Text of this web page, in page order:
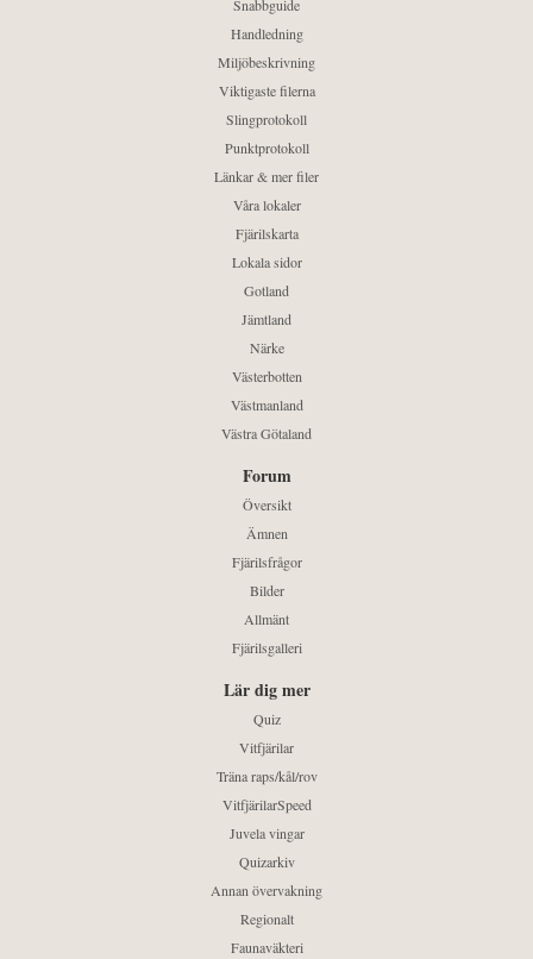
Snabbguide
Handledning
Miljöbeskrivning
Viktigaste filerna
Slingprotokoll
Punktprotokoll
Länkar & mer filer
Våra lokaler
Fjärilskarta
Lokala sidor
Gotland
Jämtland
Närke
Västerbotten
Västmanland
Västra Götaland
Forum
Översikt
Ämnen
Fjärilsfrågor
Bilder
Allmänt
Fjärilsgalleri
Lär dig mer
Quiz
Vitfjärilar
Träna raps/kål/rov
VitfjärilarSpeed
Juvela vingar
Quizarkiv
Annan övervakning
Regionalt
Faunaväkteri